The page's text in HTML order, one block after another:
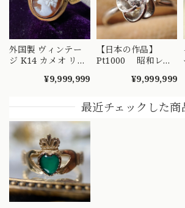
外国製 ヴィンテー
ジ K14 カメオ リン
しめるようなデザイ
¥9,999,999
【日本の作品】
Pt1000 昭和レト
リング 捻り梅
り 吉祥文様 ～
楚々とした可憐な華
¥9,999,999
最近チェックした商